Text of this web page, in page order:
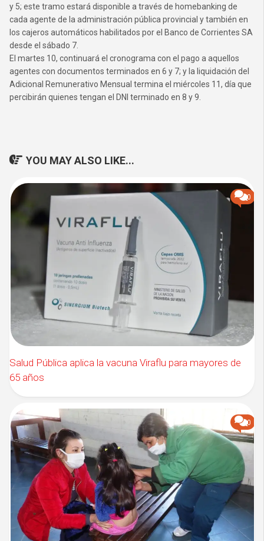
y 5; este tramo estará disponible a través de homebanking de
cada agente de la administración pública provincial y también en
los cajeros automáticos habilitados por el Banco de Corrientes SA
desde el sábado 7.
El martes 10, continuará el cronograma con el pago a aquellos
agentes con documentos terminados en 6 y 7; y la liquidación del
Adicional Remunerativo Mensual termina el miércoles 11, día que
percibirán quienes tengan el DNI terminado en 8 y 9.
YOU MAY ALSO LIKE...
0
Salud Pública aplica la vacuna Viraflu para mayores de
65 años
0